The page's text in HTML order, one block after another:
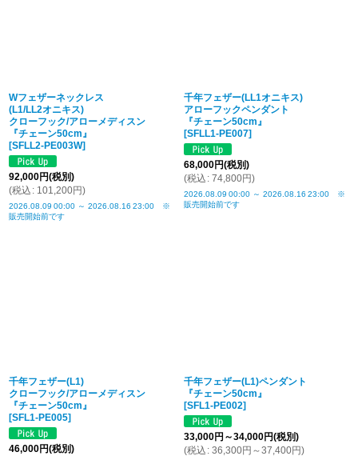
Wフェザーネックレス
(L1/LL2オニキス)
クローフック/アローメディスン
『チェーン50cm』
[SFLL2-PE003W]
92,000円(税別)
(税込 : 101,200円)
2026.08.09 00:00 ～ 2026.08.16 23:00 ※
販売開始前です
千年フェザー(LL1オニキス)
アローフックペンダント
『チェーン50cm』
[SFLL1-PE007]
68,000円(税別)
(税込 : 74,800円)
2026.08.09 00:00 ～ 2026.08.16 23:00 ※
販売開始前です
千年フェザー(L1)
クローフック/アローメディスン
『チェーン50cm』
[SFL1-PE005]
46,000円(税別)
千年フェザー(L1)ペンダント
『チェーン50cm』
[SFL1-PE002]
33,000円 ～34,000円(税別)
(税込 : 36,300円 ～37,400円)